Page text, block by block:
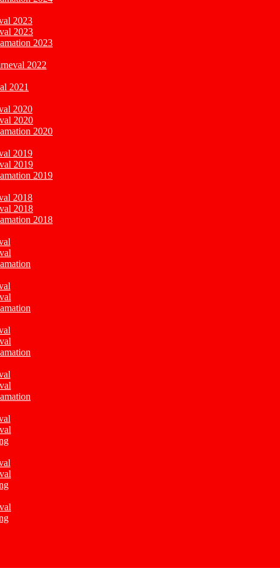
2023
2023
2023
2022
2021
2020
2020
2020
2019
2019
2019
2018
2018
2018